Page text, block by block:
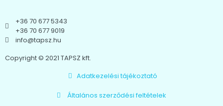
+36 70 677 5343
+36 70 677 9019
info@tapsz.hu
Copyright © 2021 TAPSZ kft.
Adatkezelési tájékoztató
Általános szerződési feltételek